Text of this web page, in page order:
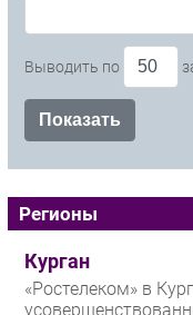
Выводить по
Регионы
Курган
«Ростелеком» в